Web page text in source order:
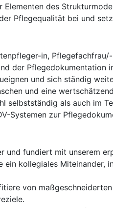
Elementen des
Pflegequalität bei und
in,
der Pflegedokumentation
und sich ständig
und eine
selbstständig als auch im
Systemen zur
und fundiert mit unserem
ein kollegiales
von